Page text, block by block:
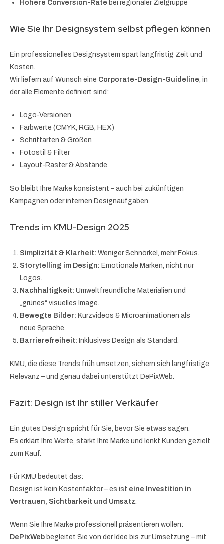
Höhere Conversion-Rate bei regionaler Zielgruppe
Wie Sie Ihr Designsystem selbst pflegen können
Ein professionelles Designsystem spart langfristig Zeit und
Kosten.
Wir liefern auf Wunsch eine Corporate-Design-Guideline, in
der alle Elemente definiert sind:
Logo-Versionen
Farbwerte (CMYK, RGB, HEX)
Schriftarten & Größen
Fotostil & Filter
Layout-Raster & Abstände
So bleibt Ihre Marke konsistent – auch bei zukünftigen
Kampagnen oder internen Designaufgaben.
Trends im KMU-Design 2025
Simplizität & Klarheit: Weniger Schnörkel, mehr Fokus.
Storytelling im Design: Emotionale Marken, nicht nur
Logos.
Nachhaltigkeit: Umweltfreundliche Materialien und
„grünes“ visuelles Image.
Bewegte Bilder: Kurzvideos & Microanimationen als
neue Sprache.
Barrierefreiheit: Inklusives Design als Standard.
KMU, die diese Trends früh umsetzen, sichern sich langfristige
Relevanz – und genau dabei unterstützt DePixWeb.
Fazit: Design ist Ihr stiller Verkäufer
Ein gutes Design spricht für Sie, bevor Sie etwas sagen.
Es erklärt Ihre Werte, stärkt Ihre Marke und lenkt Kunden gezielt
zum Kauf.
Für KMU bedeutet das:
Design ist kein Kostenfaktor – es ist eine Investition in
Vertrauen, Sichtbarkeit und Umsatz.
Wenn Sie Ihre Marke professionell präsentieren wollen:
DePixWeb begleitet Sie von der Idee bis zur Umsetzung – mit